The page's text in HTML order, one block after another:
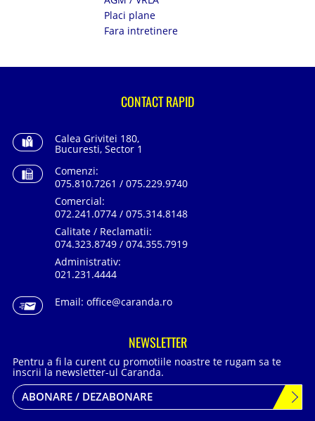
Placi plane
Fara intretinere
CONTACT RAPID
Calea Grivitei 180,
Bucuresti, Sector 1
Comenzi:
075.810.7261 / 075.229.9740
Comercial:
072.241.0774 / 075.314.8148
Calitate / Reclamatii:
074.323.8749 / 074.355.7919
Administrativ:
021.231.4444
Email: office@caranda.ro
NEWSLETTER
Pentru a fi la curent cu promotiile noastre te rugam sa te
inscrii la newsletter-ul Caranda.
ABONARE / DEZABONARE